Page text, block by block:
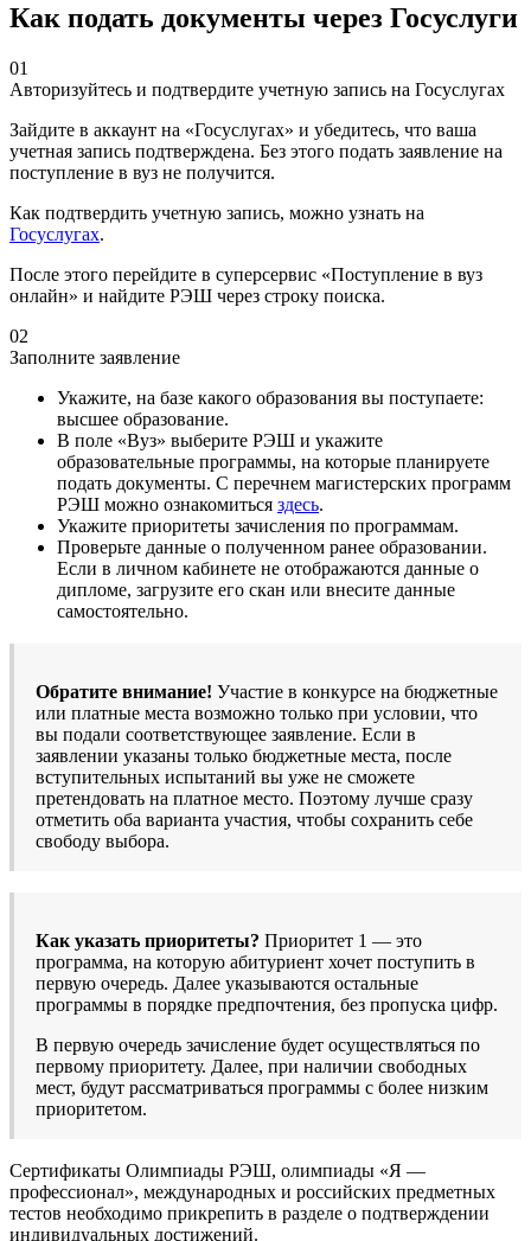
Как подать документы через Госуслуги
01
Авторизуйтесь и подтвердите учетную запись на Госуслугах
Зайдите в аккаунт на «Госуслугах» и убедитесь, что ваша
учетная запись подтверждена. Без этого подать заявление на
поступление в вуз не получится.
Как подтвердить учетную запись, можно узнать на
Госуслугах.
После этого перейдите в суперсервис «Поступление в вуз
онлайн» и найдите РЭШ через строку поиска.
02
Заполните заявление
Укажите, на базе какого образования вы поступаете:
высшее образование.
В поле «Вуз» выберите РЭШ и укажите
образовательные программы, на которые планируете
подать документы. С перечнем магистерских программ
РЭШ можно ознакомиться здесь.
Укажите приоритеты зачисления по программам.
Проверьте данные о полученном ранее образовании.
Если в личном кабинете не отображаются данные о
дипломе, загрузите его скан или внесите данные
самостоятельно.
Обратите внимание! Участие в конкурсе на бюджетные
или платные места возможно только при условии, что
вы подали соответствующее заявление. Если в
заявлении указаны только бюджетные места, после
вступительных испытаний вы уже не сможете
претендовать на платное место. Поэтому лучше сразу
отметить оба варианта участия, чтобы сохранить себе
свободу выбора.
Как указать приоритеты? Приоритет 1 — это
программа, на которую абитуриент хочет поступить в
первую очередь. Далее указываются остальные
программы в порядке предпочтения, без пропуска цифр.
В первую очередь зачисление будет осуществляться по
первому приоритету. Далее, при наличии свободных
мест, будут рассматриваться программы с более низким
приоритетом.
Сертификаты Олимпиады РЭШ, олимпиады «Я —
профессионал», международных и российских предметных
тестов необходимо прикрепить в разделе о подтверждении
индивидуальных достижений.